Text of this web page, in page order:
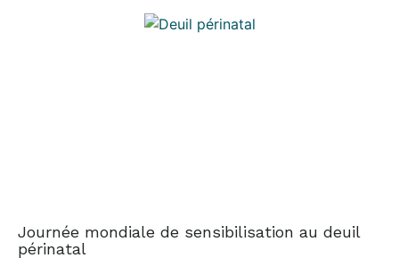
Journée mondiale de sensibilisation au deuil
périnatal